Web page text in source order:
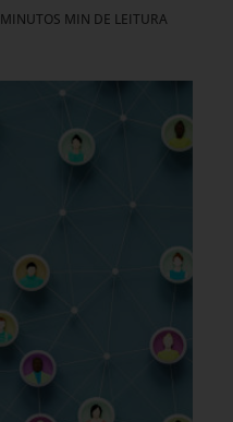
MIN DE LEITURA